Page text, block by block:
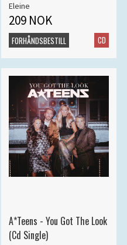
Eleine
209 NOK
CD
FORHÅNDSBESTILL
A*Teens - You Got The Look
(Cd Single)